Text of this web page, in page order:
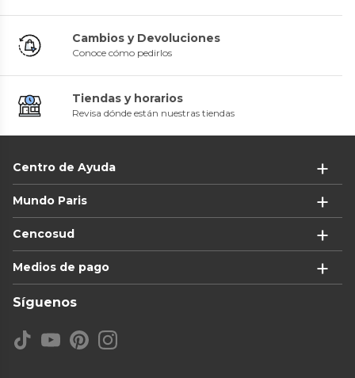
Cambios y Devoluciones
Conoce cómo pedirlos
Tiendas y horarios
Revisa dónde están nuestras tiendas
Centro de Ayuda
Mundo Paris
Cencosud
Medios de pago
Síguenos